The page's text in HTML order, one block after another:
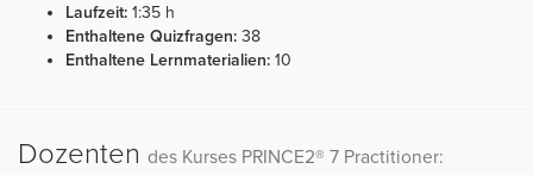
Laufzeit: 1:35 h
Enthaltene Quizfragen: 38
Enthaltene Lernmaterialien: 10
Dozenten des Kurses PRINCE2® 7 Practitioner: